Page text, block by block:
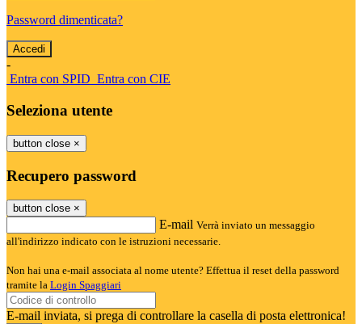
Password dimenticata?
-
Entra con SPID Entra con CIE
Seleziona utente
button close ×
Recupero password
button close ×
E-mail Verrà inviato un messaggio
all'indirizzo indicato con le istruzioni necessarie.
Non hai una e-mail associata al nome utente? Effettua il reset della password
tramite la Login Spaggiari
E-mail inviata, si prega di controllare la casella di posta elettronica!